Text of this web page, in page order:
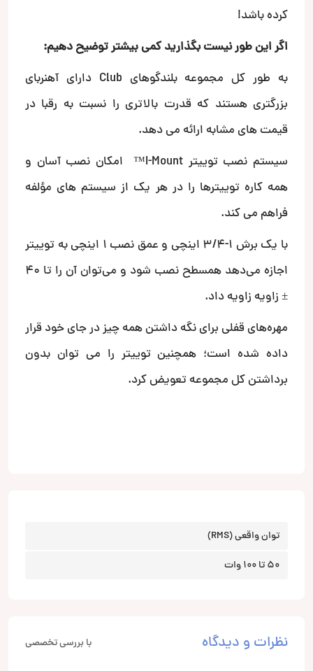
کرده باشد!
اگر این طور نیست بگذارید کمی بیشتر توضیح دهیم:
به طور کل مجموعه بلندگوهای Club دارای آهنربای
بزرگتری هستند که قدرت بالاتری را نسبت به رقبا در
قیمت های مشابه ارائه می دهد.
سیستم نصب توییتر I-Mount™ امکان نصب آسان و
همه کاره توییترها را در هر یک از سیستم های مؤلفه
فراهم می کند.
با یک برش 1-3/4 اینچی و عمق نصب 1 اینچی به توییتر
اجازه می‌دهد همسطح نصب شود و می‌توان آن را تا 40
± زاویه زاویه داد.
مهره‌های قفلی برای نگه داشتن همه چیز در جای خود قرار
داده شده است؛ همچنین توییتر را می توان بدون
برداشتن کل مجموعه تعویض کرد.
توان واقعی (RMS)
50 تا 100 وات
نظرات و دیدگاه با بررسی تخصصی